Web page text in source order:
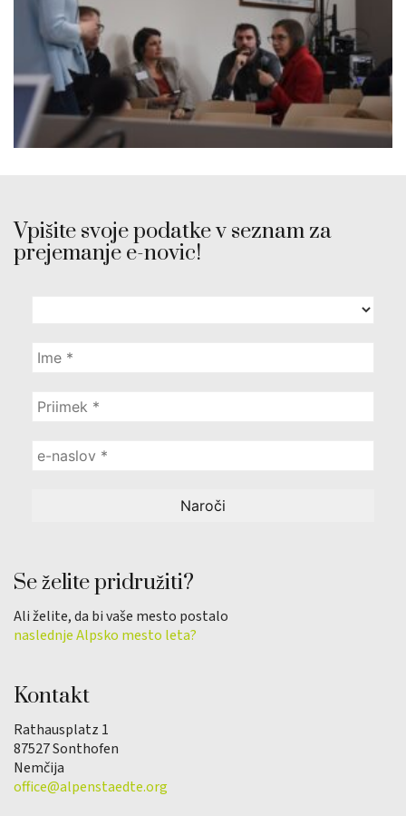
Vpišite svoje podatke v seznam za
prejemanje e-novic!
Se želite pridružiti?
Ali želite, da bi vaše mesto postalo
naslednje Alpsko mesto leta?
Kontakt
Rathausplatz 1
87527 Sonthofen
Nemčija
office@alpenstaedte.org